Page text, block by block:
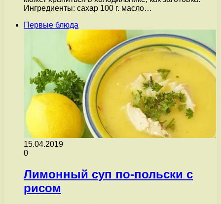
Ингредиенты: сахар 100 г. масло…
Первые блюда
15.04.2019
0
Лимонный суп по-польски с
рисом